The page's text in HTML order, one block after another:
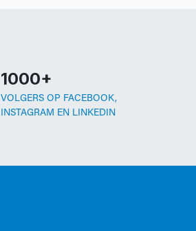
1000+
VOLGERS OP FACEBOOK,
INSTAGRAM EN LINKEDIN